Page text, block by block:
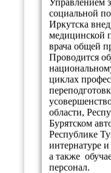
Управлением
социальной
Иркутска
медицинской
врача общей
Проводится
циклах
области,
Бурятском
Республике
интернатуре
а также
персонал.